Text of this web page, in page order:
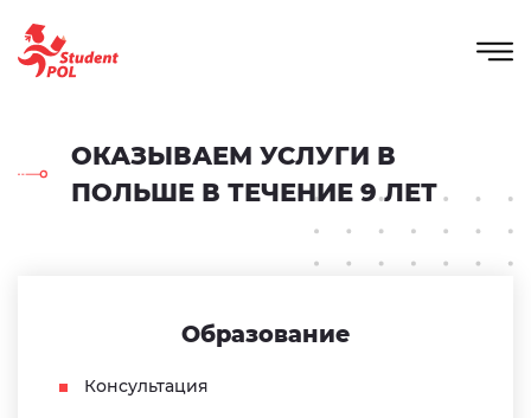
ОКАЗЫВАЕМ УСЛУГИ В
ПОЛЬШЕ В ТЕЧЕНИЕ 9 ЛЕТ
Образование
Консультация